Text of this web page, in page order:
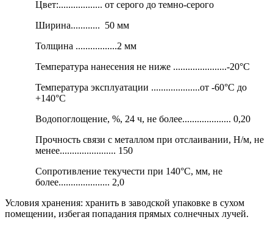
Цвет:.................. от серого до темно-серого
Ширина............ 50 мм
Толщина .................2 мм
Температура нанесения не ниже ......................-20°С
Температура эксплуатации ....................от -60°С до
+140°С
Водопоглощение, %, 24 ч, не более.................... 0,20
Прочность связи с металлом при отслаивании, Н/м, не
менее....................... 150
Сопротивление текучести при 140°С, мм, не
более..................... 2,0
Условия хранения: хранить в заводской упаковке в сухом
помещении, избегая попадания прямых солнечных лучей.